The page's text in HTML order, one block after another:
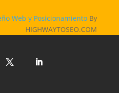
Web y Posicionamiento By
HIGHWAYTOSEO.COM